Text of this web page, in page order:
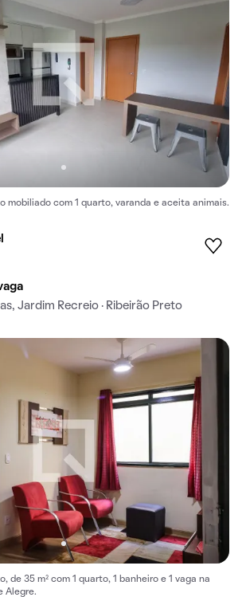
mobiliado com 1 quarto, varanda e aceita animais.
Jardim Recreio · Ribeirão Preto
de 35 m² com 1 quarto, 1 banheiro e 1 vaga na
Alegre.